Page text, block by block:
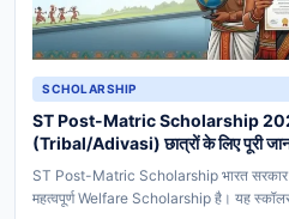
SCHOLARSHIP
ST Post-Matric Scholarship
(Tribal/Adivasi) छात्रों के लिए पूरी
ST Post-Matric Scholarship भारत
महत्वपूर्ण Welfare Scholarship है। यह